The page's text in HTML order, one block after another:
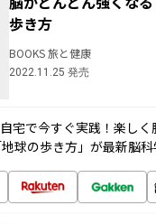
歩き方
BOOKS 旅と健康
2022.11.25 発売
宅で今すぐ実践！楽し
球の歩き方」が最新脳